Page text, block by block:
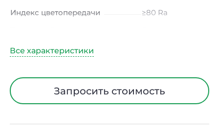
Индекс цветопередачи
≥80 Ra
Угол рассеивания
Диапазон рабочих
температурЗапросить стоимость